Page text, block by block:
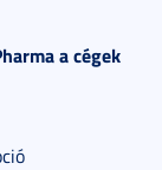
a cégek